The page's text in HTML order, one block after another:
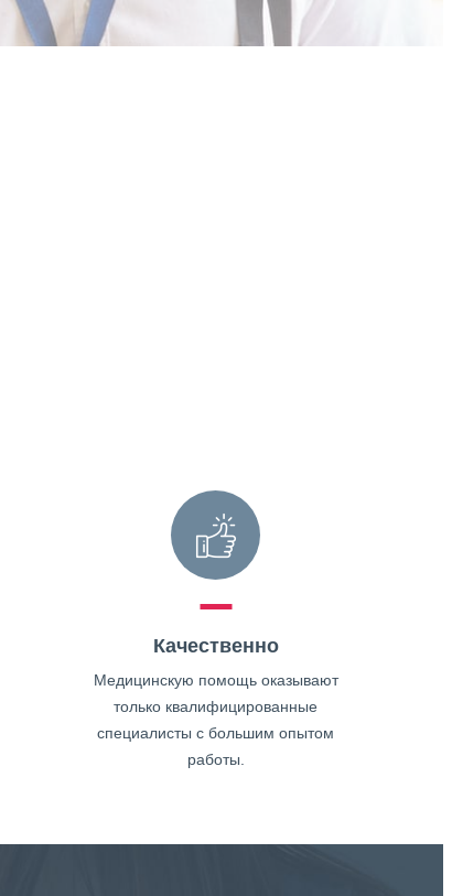
Качественно
Медицинскую помощь оказывают
только квалифицированные
специалисты с большим опытом
работы.